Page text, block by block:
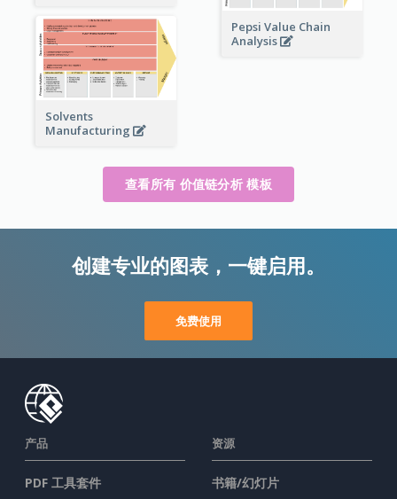
Pepsi Value Chain
Analysis
Solvents
Manufacturing
查看所有 价值链分析 模板
创建专业的图表，一键启用。
免费使用
产品
PDF 工具套件
资源
书籍/幻灯片